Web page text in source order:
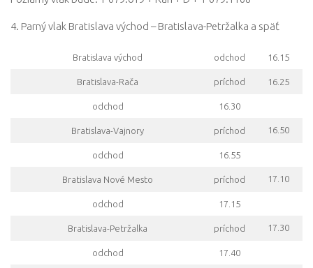
4. Parný vlak Bratislava východ – Bratislava-Petržalka a späť
Bratislava východ odchod 16.15
Bratislava-Rača príchod 16.25
odchod 16.30
Bratislava-Vajnory príchod 16.50
odchod 16.55
Bratislava Nové Mesto príchod 17.10
odchod 17.15
Bratislava-Petržalka príchod 17.30
odchod 17.40